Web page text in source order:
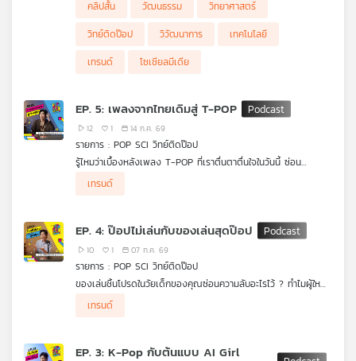
เกี่ยว
เครือ
ข่าย
วิทยุ
คลิปสั้น
วัฒนธรรม
วิทยาศาสตร์
วิทย์ติดป๊อป
วิวัฒนาการ
เทคโนโลยี
เทรนด์
โซเชียลมีเดีย
EP. 5: เพลงจากไทยเดิมสู่ T-POP
12 1 14 ก.ค. 69
รายการ : POP SCI วิทย์ติดป๊อป
รู้ไหมว่าเบื้องหลังเพลง T-POP ที่เราตื่นตาตื่นใจในวันนี้ ซ่อน
ประวัติศาสตร์และเทคโนโลยีอะไรไว้บ้าง ? มาร่วมแกะรอยการเดิน
ทางของเสียงดนตรีใน #POPSCIวิทย์ติดป๊อป เจาะลึกวิวัฒนาการ
วิทยาศาสตร์และวิศวกรรมเสียง ทั้งการทำงานของโปรแกรม DAW
และการประมวลผลคณิตศาสตร์ที่สร้างสรรค์ทำนองเพลงให้ติดหูคน
ฟัง
เทรนด์
EP. 4: ป๊อปไม่เล่นกับของเล่นสุดป๊อป
10 1 07 ก.ค. 69
รายการ : POP SCI วิทย์ติดป๊อป
ของเล่นชิ้นโปรดในวัยเด็กของคุณซ่อนความลับอะไรไว้ ? ทำไมผู้ใหญ่
อย่างเรายังชอบสะสมของเล่น และยอมสุ่มกล่องจุ่มกันแบบฉุดไม่อยู่
? มาร่วมหาคำตอบใน #POPSCIวิทย์ติดป๊อป ที่จะพาคุณไปดูการเดิน
เครื่องมือบำบัดจิตใจและกระตุ้นความคิดสร้างสรรค์ชั้นยอดของมนุษย์
เทรนด์
EP. 3: K-Pop กับต้นแบบ AI Girl